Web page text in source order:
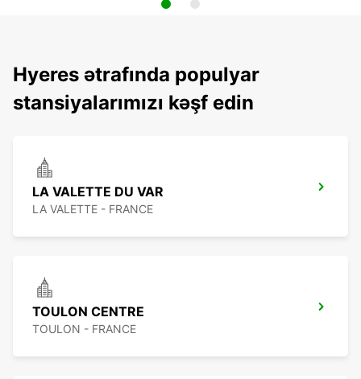
Hyeres ətrafında populyar
stansiyalarımızı kəşf edin
LA VALETTE DU VAR
LA VALETTE - FRANCE
TOULON CENTRE
TOULON - FRANCE